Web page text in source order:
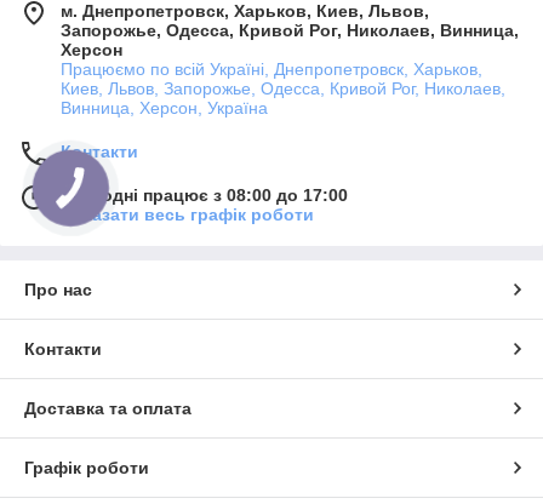
м. Днепропетровск, Харьков, Киев, Львов,
Запорожье, Одесса, Кривой Рог, Николаев, Винница,
Херсон
Працюємо по всій Україні, Днепропетровск, Харьков,
Киев, Львов, Запорожье, Одесса, Кривой Рог, Николаев,
Винница, Херсон, Україна
Контакти
Сьогодні працює з 08:00 до 17:00
Показати весь графік роботи
Про нас
Контакти
Доставка та оплата
Графік роботи